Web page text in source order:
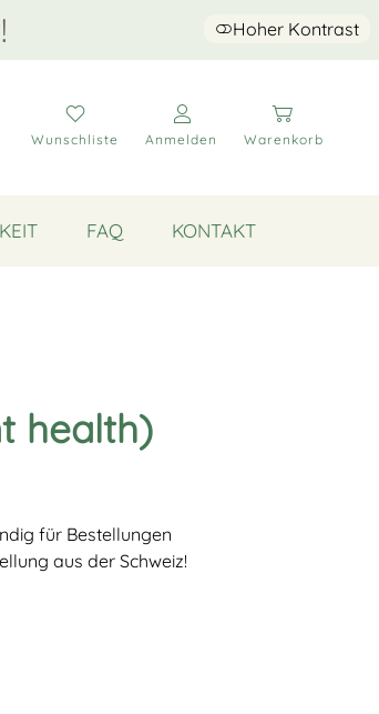
Hoher Kontrast
Wunschliste Anmelden Warenkorb
FAQ KONTAKT
health)
für Bestellungen
aus der Schweiz!